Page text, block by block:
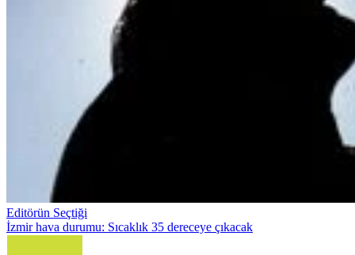
Editörün Seçtiği
İzmir hava durumu: Sıcaklık 35 dereceye çıkacak